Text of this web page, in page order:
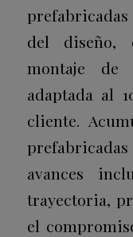
del diseño,
montaje de
adaptada al
cliente.
avances
trayectoria,
el